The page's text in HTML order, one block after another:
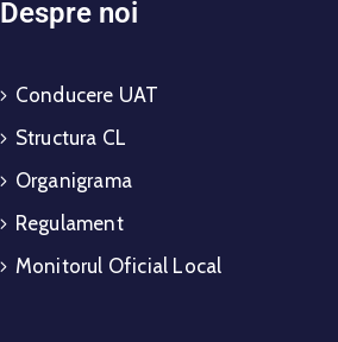
Despre noi
Conducere UAT
Structura CL
Organigrama
Regulament
Monitorul Oficial Local